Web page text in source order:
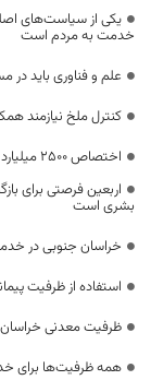
یکی از سیاست‌های
خدمت به مردم است
علم و فناوری باید در
کنترل ملخ نیازمند
اختصاص 2500 میلیارد تومان برای توسعه راه‌های دوبانده خراسان جنوبی
اربعین فرصتی برای
بشری است
خراسان جنوبی در
استفاده از ظرفیت
ظرفیت معدنی
همه ظرفیت‌ها برای